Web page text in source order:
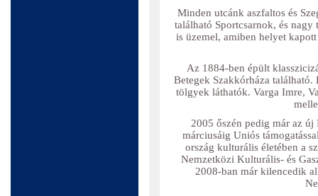
Minden utcánk aszfaltos és
található Sportcsarnok, és nagy
is üzemel, amiben helyet
Az 1884-ben épült
Betegek Szakkórháza
tölgyek láthatók. Varga Imre,
2005 őszén pedig már az
márciusáig Uniós
ország kulturális életében a
Nemzetközi Kulturális- és
2008-ban már kilencedik